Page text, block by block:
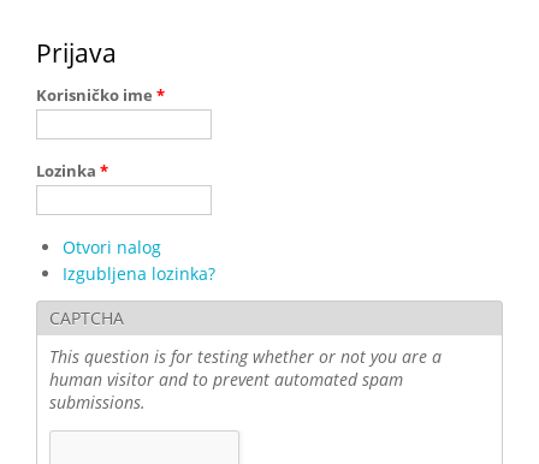
Prijava
Korisničko ime *
Lozinka *
Otvori nalog
Izgubljena lozinka?
CAPTCHA
This question is for testing whether or not you are a
human visitor and to prevent automated spam
submissions.